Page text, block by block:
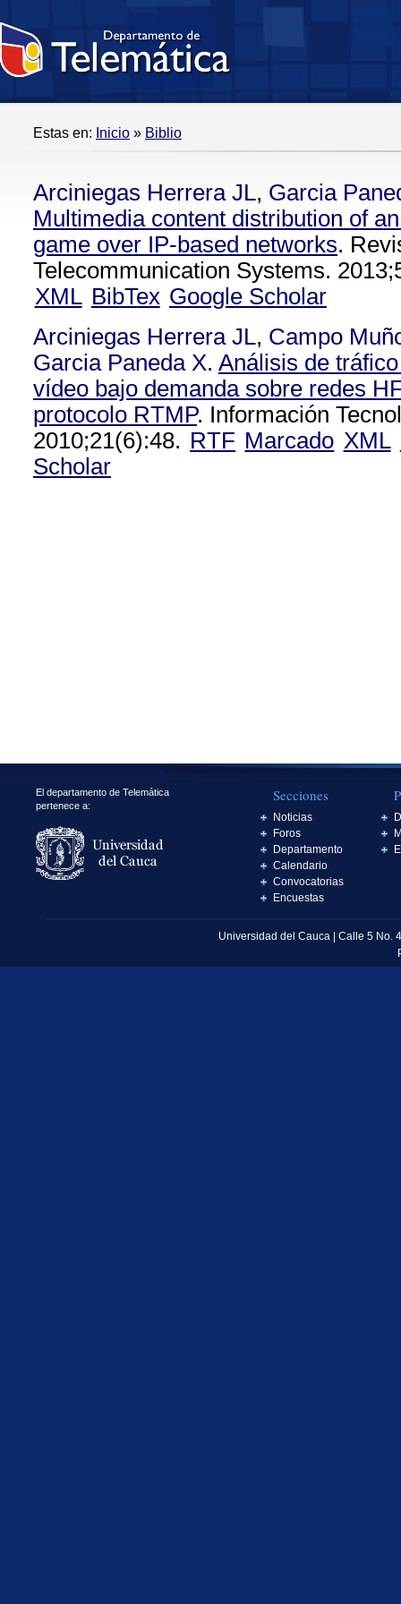
Estas en: Inicio » Biblio
Arciniegas Herrera JL, Garcia
Multimedia content distribution of
game over IP-based networks.
Telecommunication Systems.
XML BibTex Google Scholar
Arciniegas Herrera JL, Campo
Garcia Paneda X. Análisis de
vídeo bajo demanda sobre redes
protocolo RTMP. Información
2010;21(6):48. RTF Marcado XML
Scholar
El departamento de Telemática
pertenece a:
Secciones
Noticias
Foros
Departamento
Calendario
Convocatorias
Encuestas
Universidad del Cauca | Calle 5 No.